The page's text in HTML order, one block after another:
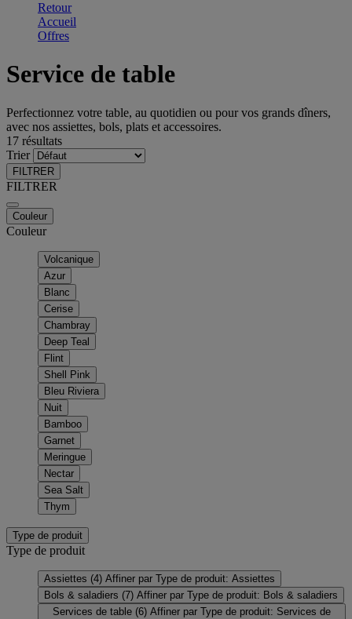
Retour
Accueil
Offres
Service de table
Perfectionnez votre table, au quotidien ou pour vos grands dîners,
avec nos assiettes, bols, plats et accessoires.
17 résultats
Trier
FILTRER
FILTRER
Couleur
Couleur
Volcanique
Azur
Blanc
Cerise
Chambray
Deep Teal
Flint
Shell Pink
Bleu Riviera
Nuit
Bamboo
Garnet
Meringue
Nectar
Sea Salt
Thym
Type de produit
Type de produit
Assiettes (4) Affiner par Type de produit: Assiettes
Bols & saladiers (7) Affiner par Type de produit: Bols & saladiers
Services de table (6) Affiner par Type de produit: Services de